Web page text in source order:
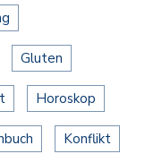
Gluten
Horoskop
Konflikt